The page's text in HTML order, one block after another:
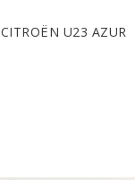
CITROËN U23 AZUR